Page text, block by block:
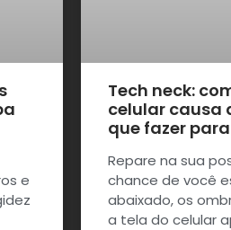
e
Tech neck:
celular causa
que fazer
Repare na sua
chance de você
abaixado, os
a tela do celular